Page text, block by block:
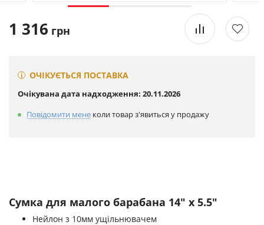
1 316 грн
ОЧІКУЄТЬСЯ ПОСТАВКА
Очікувана дата надходження: 20.11.2026
Повідомити мене коли товар з'явиться у продажу
Сумка для малого барабана 14" х 5.5"
Нейлон з 10мм ущільнювачем